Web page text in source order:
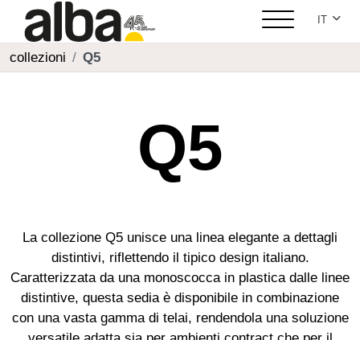
IT
collezioni Q5
Q5
La collezione Q5 unisce una linea elegante a dettagli
distintivi, riflettendo il tipico design italiano.
Caratterizzata da una monoscocca in plastica dalle linee
distintive, questa sedia è disponibile in combinazione
con una vasta gamma di telai, rendendola una soluzione